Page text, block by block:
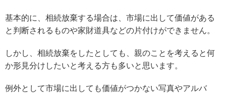
基本的に、相続放棄する場合は、市場に出して価値がある
と判断されるものや家財道具などの片付けができません。
しかし、相続放棄をしたとしても、親のことを考えると何
か形見分けしたいと考える方も多いと思います。
例外として市場に出しても価値がつかない写真やアルバ